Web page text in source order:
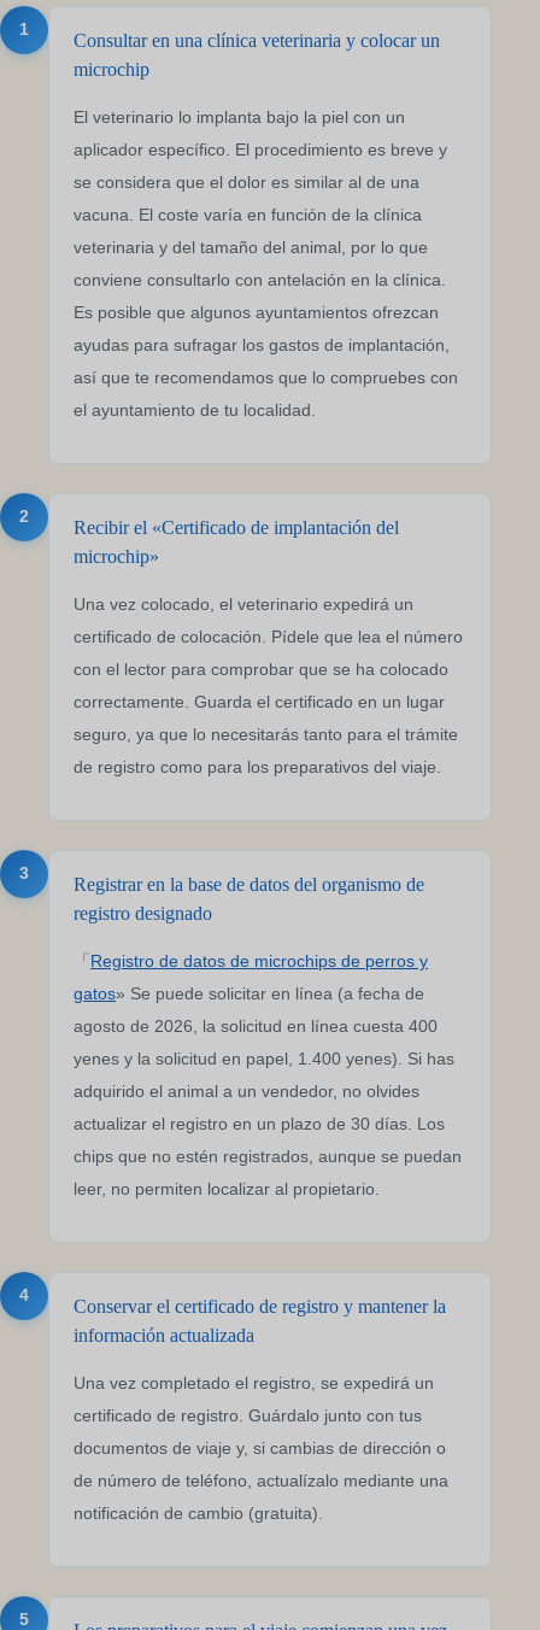
1
Consultar en una clínica veterinaria y colocar un
microchip
El veterinario lo implanta bajo la piel con un
aplicador específico. El procedimiento es breve y
se considera que el dolor es similar al de una
vacuna. El coste varía en función de la clínica
veterinaria y del tamaño del animal, por lo que
conviene consultarlo con antelación en la clínica.
Es posible que algunos ayuntamientos ofrezcan
ayudas para sufragar los gastos de implantación,
así que te recomendamos que lo compruebes con
el ayuntamiento de tu localidad.
2
Recibir el «Certificado de implantación del
microchip»
Una vez colocado, el veterinario expedirá un
certificado de colocación. Pídele que lea el número
con el lector para comprobar que se ha colocado
correctamente. Guarda el certificado en un lugar
seguro, ya que lo necesitarás tanto para el trámite
de registro como para los preparativos del viaje.
3
Registrar en la base de datos del organismo de
registro designado
「 Registro de datos de microchips de perros y
gatos» Se puede solicitar en línea (a fecha de
agosto de 2026, la solicitud en línea cuesta 400
yenes y la solicitud en papel, 1.400 yenes). Si has
adquirido el animal a un vendedor, no olvides
actualizar el registro en un plazo de 30 días. Los
chips que no estén registrados, aunque se puedan
leer, no permiten localizar al propietario.
4
Conservar el certificado de registro y mantener la
información actualizada
Una vez completado el registro, se expedirá un
certificado de registro. Guárdalo junto con tus
documentos de viaje y, si cambias de dirección o
de número de teléfono, actualízalo mediante una
notificación de cambio (gratuita).
5